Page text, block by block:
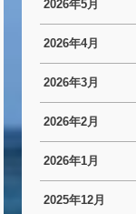
2026年5月
2026年4月
2026年3月
2026年2月
2026年1月
2025年12月